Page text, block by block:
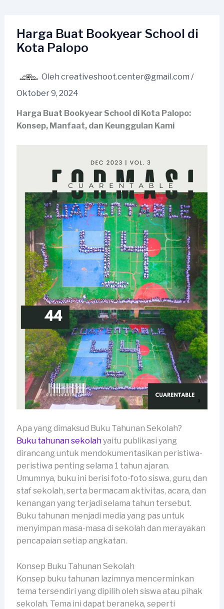
kontenHarga Buat Bookyear School di
Kota Palopo
Oleh creativeshoot.center@gmail.com /
Oktober 9, 2024
Harga Buat Bookyear School di Kota Palopo:
Konsep, Manfaat, dan Keunggulan Kami
Apa yang dimaksud Buku Tahunan Sekolah?
Buku tahunan sekolahyaitu publikasi yang
dirancang untuk mendokumentasikan peristiwa-
peristiwa penting selama 1 tahun ajaran.
Umumnya, buku ini berisi foto-foto siswa, guru, dan
staf sekolah, serta bermacam aktivitas, acara, dan
kenangan yang terjadi selama tahun tersebut.
Buku tahunan menjadi media yang pas untuk
menyimpan masa-masa di sekolah dan merayakan
pencapaian setiap angkatan.
Konsep Buku Tahunan Sekolah
Konsep buku tahunan lazimnya mencerminkan
tema tersendiri yang dipilih oleh siswa atau pihak
sekolah. Tema ini dapat beraneka, seperti